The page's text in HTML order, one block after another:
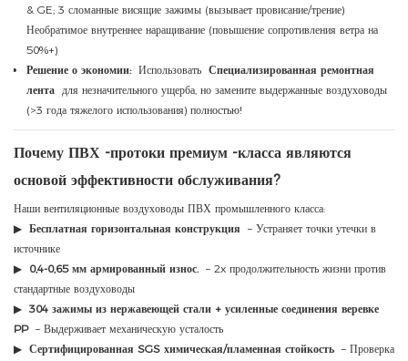
& GE; 3 сломанные висящие зажимы (вызывает провисание/трение)
Необратимое внутреннее наращивание (повышение сопротивления ветра на
50%+)
Решение о экономии: Использовать Специализированная ремонтная
лента для незначительного ущерба, но замените выдержанные воздуховоды
(>3 года тяжелого использования) полностью!
Почему ПВХ -протоки премиум -класса являются
основой эффективности обслуживания?
Наши вентиляционные воздуховоды ПВХ промышленного класса:
▶ Бесплатная горизонтальная конструкция – Устраняет точки утечки в
источнике
▶ 0,4-0,65 мм армированный износ. – 2x продолжительность жизни против
стандартные воздуховоды
▶ 304 зажимы из нержавеющей стали + усиленные соединения веревке
PP – Выдерживает механическую усталость
▶ Сертифицированная SGS химическая/пламенная стойкость – Проверка